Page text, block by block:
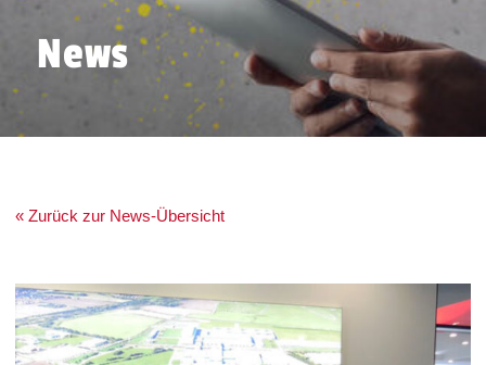
News
« Zurück zur News-Übersicht